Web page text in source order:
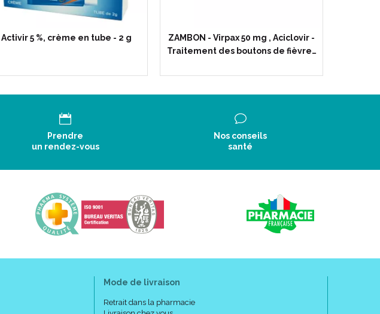
Activir 5 %, crème en tube - 2 g
ZAMBON - Virpax 50 mg , Aciclovir -
Traitement des boutons de fièvre…
Prendre
un rendez-vous
Nos conseils
santé
Mode de livraison
Retrait dans la pharmacie